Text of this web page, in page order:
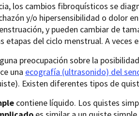
los cambios fibroquísticos se
y/o hipersensibilidad o dolor
y pueden cambiar de
etapas del ciclo menstrual. A veces
preocupación sobre la
una ecografía (ultrasonido) del
Existen diferentes tipos de
contiene líquido. Los quistes